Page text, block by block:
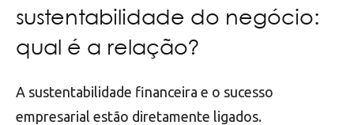
sustentabilidade do negócio:
qual é a relação?
A sustentabilidade financeira e o sucesso
empresarial estão diretamente ligados.